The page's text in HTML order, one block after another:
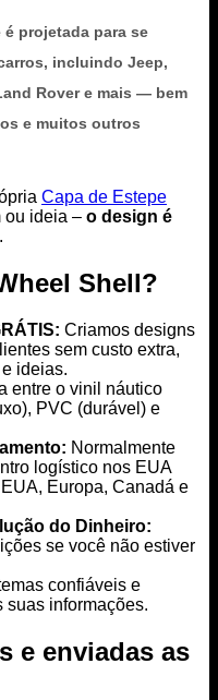
projetada para se
incluindo Jeep,
Rover e mais — bem
e muitos outros
Capa de Estepe
ou ideia – o design é
Shell?
Criamos designs
sem custo extra,
ideias.
entre o vinil náutico
PVC (durável) e
Normalmente
logístico nos EUA
Europa, Canadá e
do Dinheiro:
se você não estiver
confiáveis e
suas informações.
e enviadas as